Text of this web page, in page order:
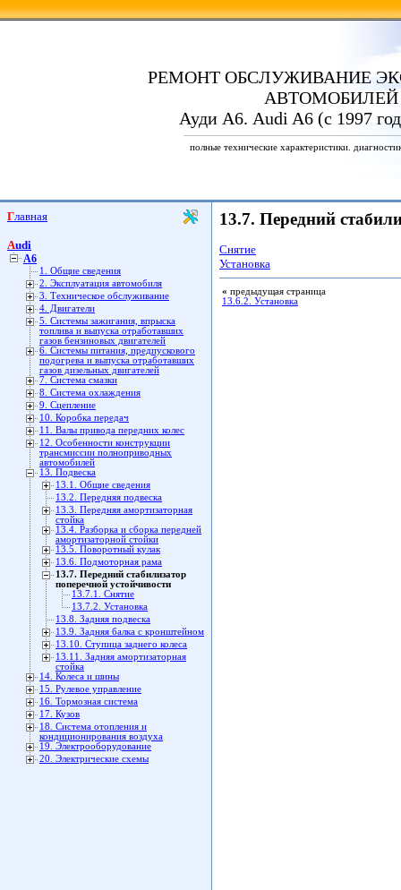
РЕМОНТ ОБСЛУЖИВАНИЕ
АВТОМОБИЛЕЙ
Ауди А6. Audi A6 (с 1997
полные технические характеристики.
Главная
Audi
A6
1. Общие сведения
2. Эксплуатация автомобиля
3. Техническое обслуживание
4. Двигатели
5. Системы зажигания, впрыска
топлива и выпуска отработавших
газов бензиновых двигателей
6. Системы питания, предпускового
подогрева и выпуска отработавших
газов дизельных двигателей
7. Система смазки
8. Система охлаждения
9. Сцепление
10. Коробка передач
11. Валы привода передних колес
12. Особенности конструкции
трансмиссии полноприводных
автомобилей
13. Подвеска
13.1. Общие сведения
13.2. Передняя подвеска
13.3. Передняя амортизаторная
стойка
13.4. Разборка и сборка передней
амортизаторной стойки
13.5. Поворотный кулак
13.6. Подмоторная рама
13.7. Передний стабилизатор
поперечной устойчивости
13.7.1. Снятие
13.7.2. Установка
13.8. Задняя подвеска
13.9. Задняя балка с кронштейном
13.10. Ступица заднего колеса
13.11. Задняя амортизаторная
стойка
14. Колеса и шины
15. Рулевое управление
16. Тормозная система
17. Кузов
18. Система отопления и
кондиционирования воздуха
19. Электрооборудование
20. Электрические схемы
13.7. Передний
Снятие
Установка
« предыдущая страница
13.6.2. Установка